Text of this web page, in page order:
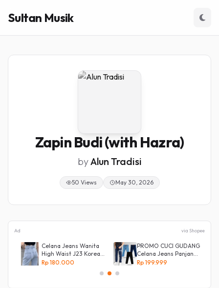
Sultan Musik
Zapin Budi (with Hazra)
byAlun Tradisi
50 Views May 30, 2026
Ad via Shopee
Celana Jeans Wanita
High Waist J23 Korean
Denim
Rp 180.000
PROMO CUCI GUDANG
Celana Jeans Panjang
Size 27-38 Pria Lepis
Rp 199.999